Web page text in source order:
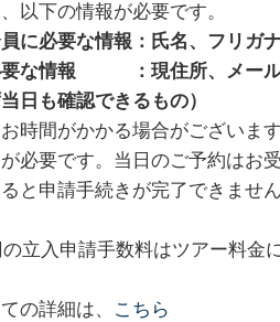
以下の情報が必要です。
に必要な情報：氏名、フリガ
要な情報 ：現住所、メール
日も確認できるもの）
時間がかかる場合がございま
必要です。当日のご予約はお
と申請手続きが完了できませ
立入申請手数料はツアー料金
の詳細は、
こちら